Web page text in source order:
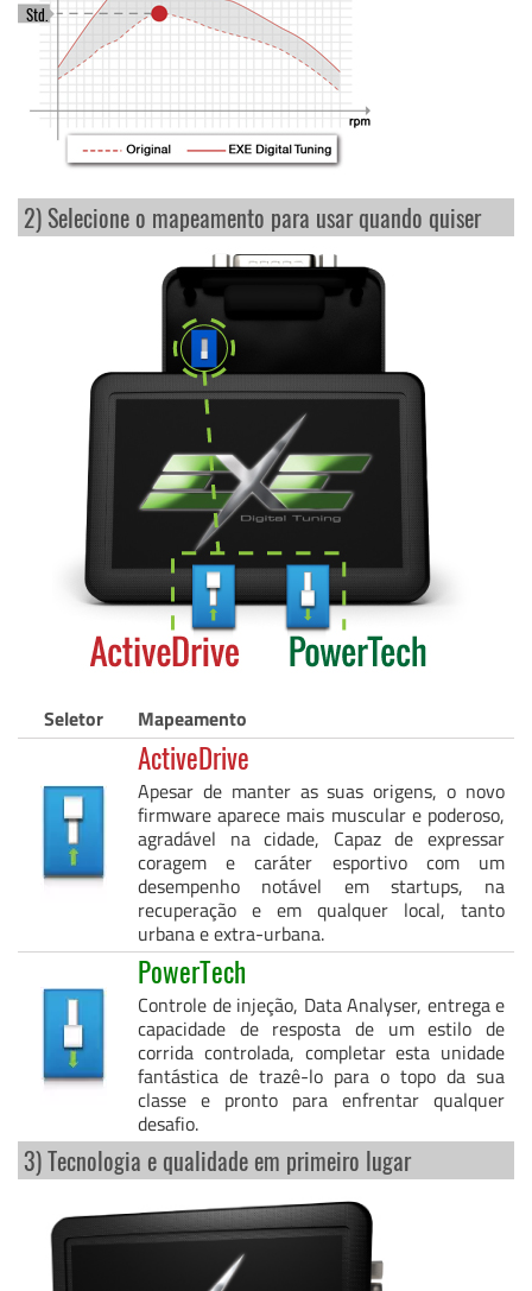
Std.
2) Selecione o mapeamento para usar quando quiser
Seletor Mapeamento
ActiveDrive
Apesar de manter as suas origens, o novo
firmware aparece mais muscular e poderoso,
agradável na cidade, Capaz de expressar
coragem e caráter esportivo com um
desempenho notável em startups, na
recuperação e em qualquer local, tanto
urbana e extra-urbana.
PowerTech
Controle de injeção, Data Analyser, entrega e
capacidade de resposta de um estilo de
corrida controlada, completar esta unidade
fantástica de trazê-lo para o topo da sua
classe e pronto para enfrentar qualquer
desafio.
3) Tecnologia e qualidade em primeiro lugar